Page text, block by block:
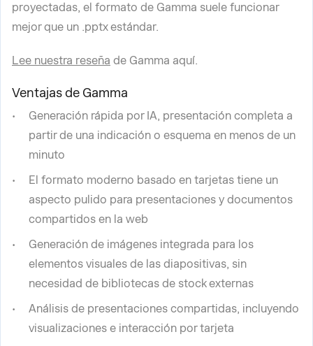
proyectadas, el formato de Gamma suele funcionar
mejor que un .pptx estándar.
Lee nuestra reseña de Gamma aquí.
Ventajas de Gamma
Generación rápida por IA, presentación completa a
partir de una indicación o esquema en menos de un
minuto
El formato moderno basado en tarjetas tiene un
aspecto pulido para presentaciones y documentos
compartidos en la web
Generación de imágenes integrada para los
elementos visuales de las diapositivas, sin
necesidad de bibliotecas de stock externas
Análisis de presentaciones compartidas, incluyendo
visualizaciones e interacción por tarjeta